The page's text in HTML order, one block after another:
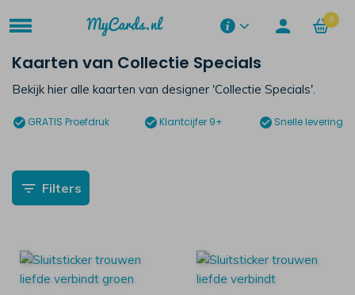
0
Kaarten van Collectie Specials
Bekijk hier alle kaarten van designer 'Collectie Specials'.
GRATIS Proefdruk Klantcijfer 9+ Snelle levering
Filters